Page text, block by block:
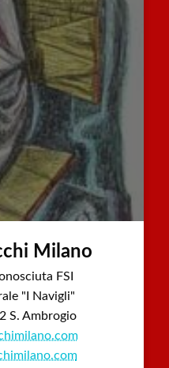
Milano
FSI
"I Navigli"
S. Ambrogio